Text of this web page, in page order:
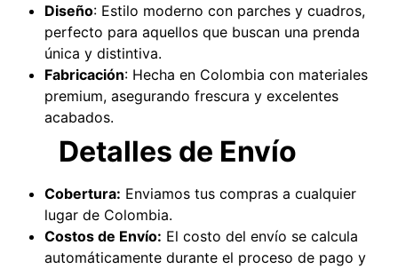
Diseño: Estilo moderno con parches y cuadros,
perfecto para aquellos que buscan una prenda
única y distintiva.
Fabricación: Hecha en Colombia con materiales
premium, asegurando frescura y excelentes
acabados.
Detalles de Envío
Cobertura: Enviamos tus compras a cualquier
lugar de Colombia.
Costos de Envío: El costo del envío se calcula
automáticamente durante el proceso de pago y